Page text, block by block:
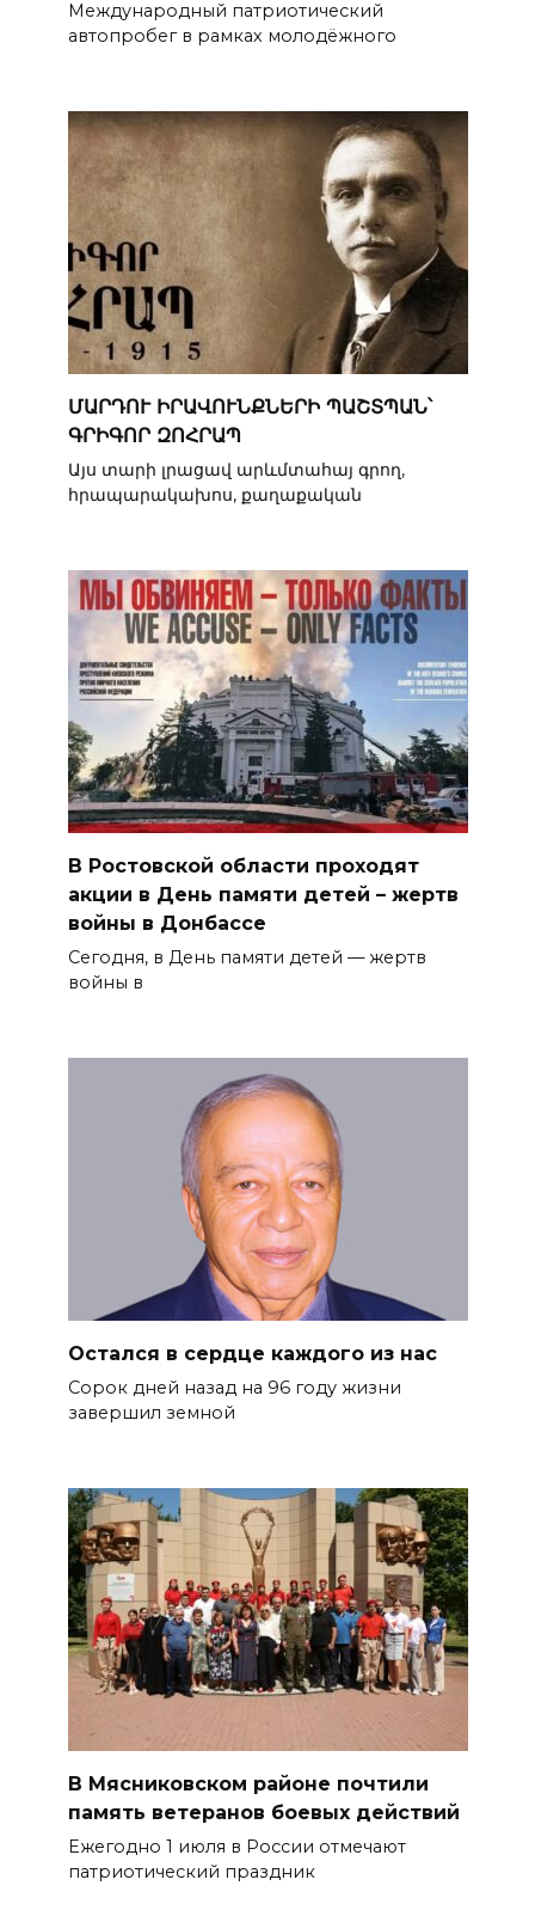
Международный патриотический
автопробег в рамках молодёжного
ՄԱՐԴՈՒ ԻՐԱՎՈՒՆՔՆԵՐԻ ՊԱՇՏՊԱՆ՝
ԳՐԻԳՈՐ ԶՈՀՐԱՊ
Այս տարի լրացավ արևմտահայ գրող,
հրապարակախոս, քաղաքական
В Ростовской области проходят
акции в День памяти детей – жертв
войны в Донбассе
Сегодня, в День памяти детей — жертв
войны в
Остался в сердце каждого из нас
Сорок дней назад на 96 году жиз­ни
завершил земной
В Мясниковском районе почтили
память ветеранов боевых действий
Ежегодно 1 июля в России отмечают
патриотический праздник